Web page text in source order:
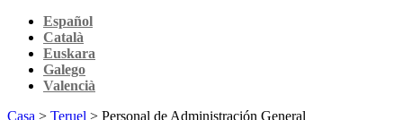
Español
Català
Euskara
Galego
Valencià
Casa > Teruel > Personal de Administración General